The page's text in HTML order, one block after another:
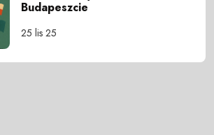
Budapeszcie
25 lis 25